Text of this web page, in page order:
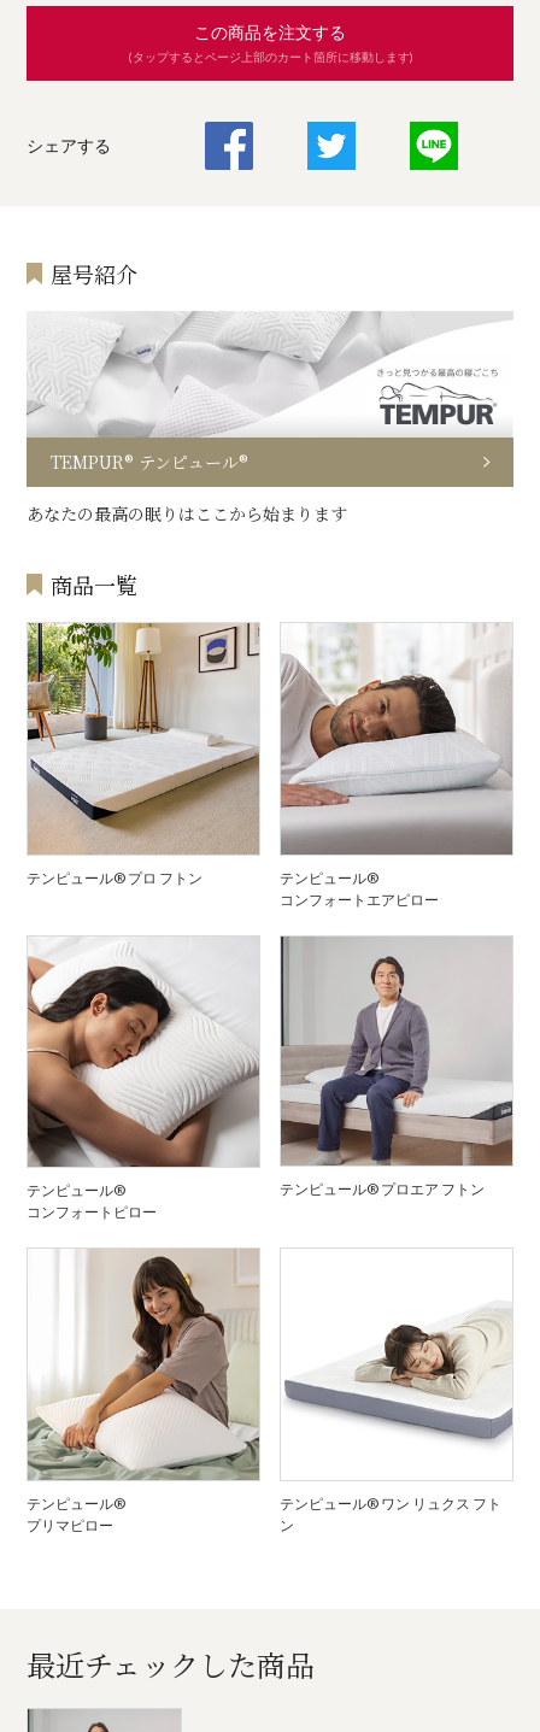
この商品を注文する
(タップするとページ上部のカート箇所に移動します)
シェアする
屋号紹介
TEMPUR® テンピュール®
あなたの最高の眠りはここから始まります
商品一覧
テンピュール® プロ フトン
テンピュール®
コンフォートエアピロー
テンピュール®
コンフォートピロー
テンピュール® プロエア フトン
テンピュール®
プリマピロー
テンピュール® ワン リュクス フト
ン
最近チェックした商品